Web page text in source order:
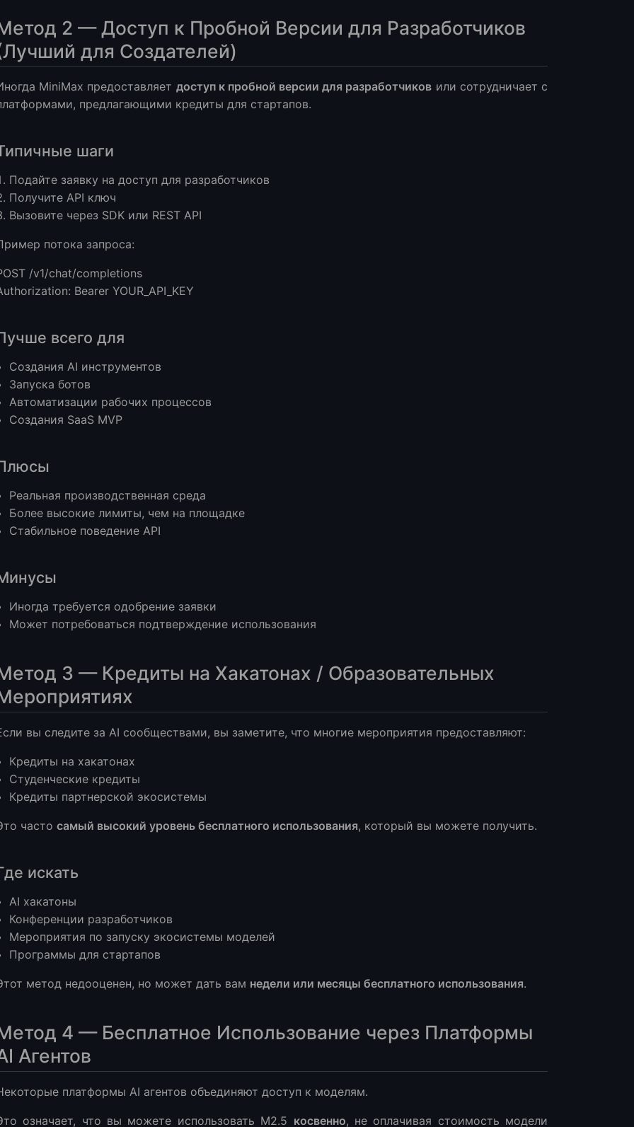
2 — Доступ к Пробной Версии для Разработчиков
для Создателей)
MiniMax предоставляет доступ к пробной версии для разработчиков или сотрудничает с
предлагающими кредиты для стартапов.
шаги
Подайте заявку на доступ для разработчиков
Получите API ключ
Вызовите через SDK или REST API
потока запроса:
/v1/chat/completions
Bearer YOUR_API_KEY
всего для
Создания AI инструментов
Запуска ботов
Автоматизации рабочих процессов
Создания SaaS MVP
Реальная производственная среда
Более высокие лимиты, чем на площадке
Стабильное поведение API
Иногда требуется одобрение заявки
Может потребоваться подтверждение использования
3 — Кредиты на Хакатонах / Образовательных
вы следите за AI сообществами, вы заметите, что многие мероприятия предоставляют:
Кредиты на хакатонах
Студенческие кредиты
Кредиты партнерской экосистемы
часто самый высокий уровень бесплатного использования, который вы можете получить.
искать
AI хакатоны
Конференции разработчиков
Мероприятия по запуску экосистемы моделей
Программы для стартапов
метод недооценен, но может дать вам недели или месяцы бесплатного использования.
4 — Бесплатное Использование через Платформы
Агентов
платформы AI агентов объединяют доступ к моделям.
означает, что вы можете использовать M2.5 косвенно, не оплачивая стоимость модели